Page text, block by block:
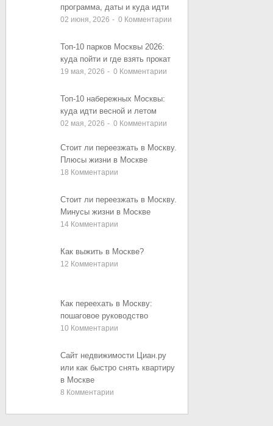
программа, даты и куда идти
02 июня, 2026 - 0 Комментарии
Топ-10 парков Москвы 2026:
куда пойти и где взять прокат
19 мая, 2026 - 0 Комментарии
Топ-10 набережных Москвы:
куда идти весной и летом
02 мая, 2026 - 0 Комментарии
Стоит ли переезжать в Москву.
Плюсы жизни в Москве
18 Комментарии
Стоит ли переезжать в Москву.
Минусы жизни в Москве
14Комментарии
Как выжить в Москве?
12 Комментарии
Как переехать в Москву:
пошаговое руководство
10 Комментарии
Сайт недвижимости Циан.ру
или как быстро снять квартиру
в Москве
8 Комментарии